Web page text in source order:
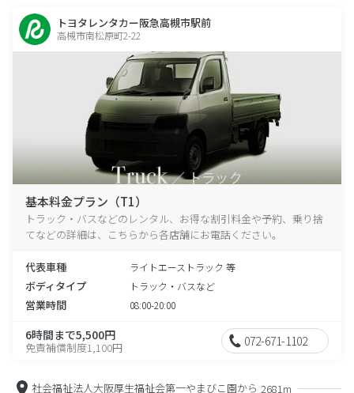
トヨタレンタカー阪急高槻市駅前
高槻市南松原町2-22
基本料金プラン（T1）
トラック・バスなどのレンタル、お得な割引料金や予約、乗り捨
てなどの詳細は、こちらから各店舗にお電話ください。
代表車種 ライトエーストラック 等
ボディタイプ トラック・バスなど
営業時間 08:00-20:00
6時間まで5,500円
免責補償制度1,100円 072-671-1102
社会福祉法人大阪厚生福祉会第一やまびこ園から 2681m